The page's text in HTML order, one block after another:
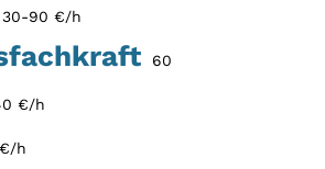
30-90 €/h
60
€/h
h